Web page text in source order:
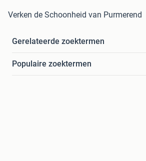
Verken de Schoonheid van Purmerend
Gerelateerde zoektermen
Populaire zoektermen